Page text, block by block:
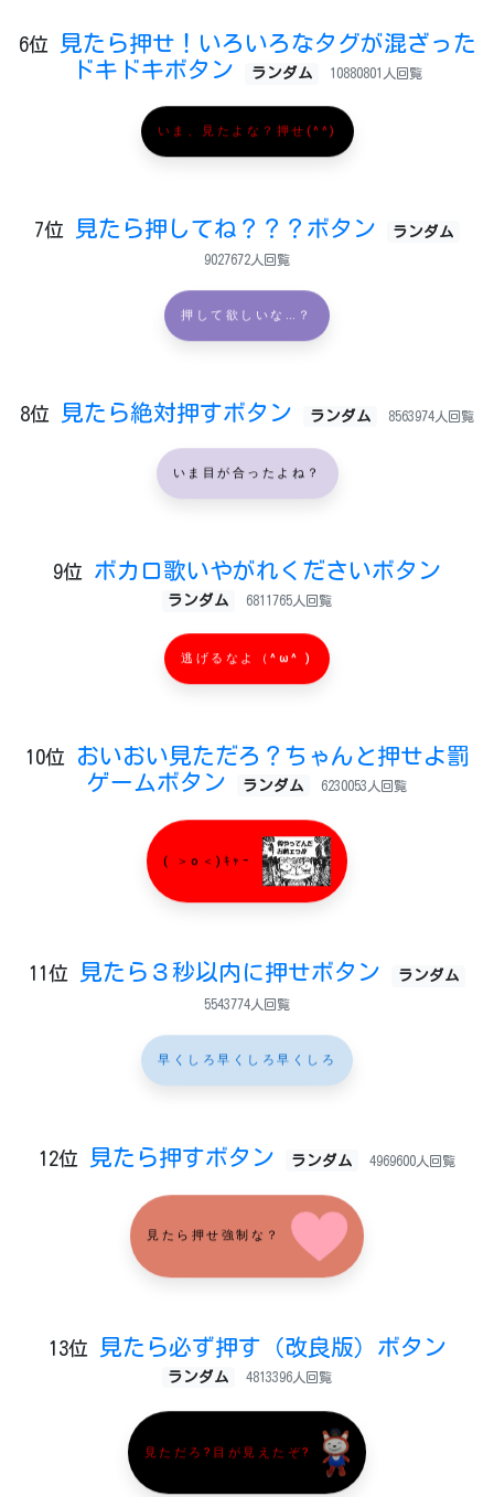
6位
見たら押せ！いろいろなタグが混ざった
ドキドキボタン
ランダム 10880801人回覧
いま、見たよな？押せ(^^)
7位 見たら押してね？？？ボタン ランダム
9027672人回覧
押して欲しいな…？
8位 見たら絶対押すボタン ランダム 8563974人回覧
いま目が合ったよね？
9位 ボカロ歌いやがれくださいボタン
ランダム 6811765人回覧
逃げるなよ（^ω^ )
10位
おいおい見ただろ？ちゃんと押せよ罰
ゲームボタン
ランダム 6230053人回覧
( ＞o＜)ｷｬｰ
11位 見たら３秒以内に押せボタン ランダム
5543774人回覧
早くしろ早くしろ早くしろ
12位 見たら押すボタン ランダム 4969600人回覧
見たら押せ強制な？
13位 見たら必ず押す（改良版）ボタン
ランダム 4813396人回覧
見ただろ?目が見えたぞ?